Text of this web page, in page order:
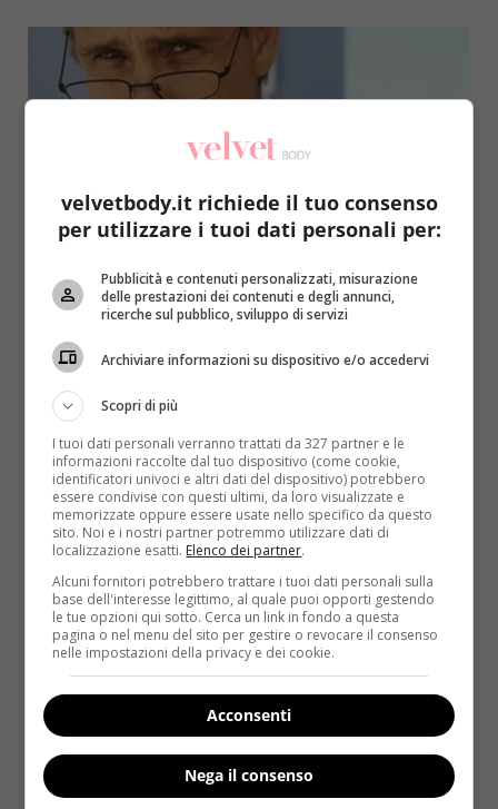
La presbiopia, un disturbo naturale che si
può arrestare
Redazione
La presbiopia è un processo naturale che si
manifesta solitamente dopo i 40 anni: la persona
che...
Read More
Salute
velvetbody.it richiede il tuo consenso
per utilizzare i tuoi dati personali per:
Pubblicità e contenuti personalizzati, misurazione
delle prestazioni dei contenuti e degli annunci,
ricerche sul pubblico, sviluppo di servizi
Archiviare informazioni su dispositivo e/o accedervi
Scopri di più
I tuoi dati personali verranno trattati da 327 partner e le
informazioni raccolte dal tuo dispositivo (come cookie,
identificatori univoci e altri dati del dispositivo) potrebbero
essere condivise con questi ultimi, da loro visualizzate e
memorizzate oppure essere usate nello specifico da questo
sito. Noi e i nostri partner potremmo utilizzare dati di
localizzazione esatti. Elenco dei partner.
Alcuni fornitori potrebbero trattare i tuoi dati personali sulla
base dell'interesse legittimo, al quale puoi opporti gestendo
le tue opzioni qui sotto. Cerca un link in fondo a questa
pagina o nel menu del sito per gestire o revocare il consenso
nelle impostazioni della privacy e dei cookie.
Acconsenti
Nega il consenso